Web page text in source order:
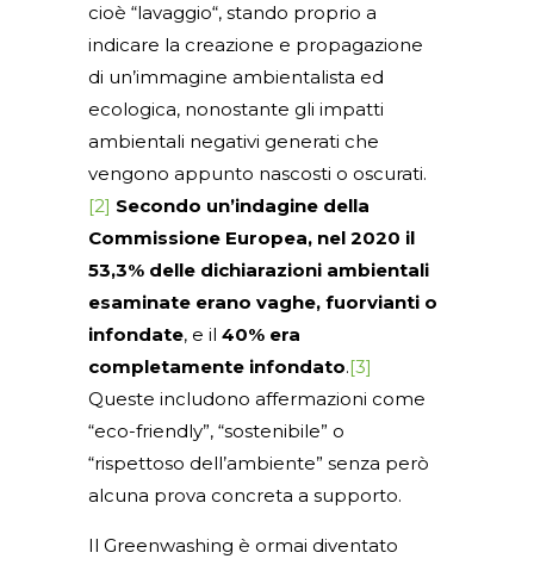
cioè “lavaggio“, stando proprio a
indicare la creazione e propagazione
di un’immagine ambientalista ed
ecologica, nonostante gli impatti
ambientali negativi generati che
vengono appunto nascosti o oscurati.
[2] Secondo un’indagine della
Commissione Europea, nel 2020 il
53,3% delle dichiarazioni ambientali
esaminate erano vaghe, fuorvianti o
infondate, e il 40% era
completamente infondato.[3]
Queste includono affermazioni come
“eco-friendly”, “sostenibile” o
“rispettoso dell’ambiente” senza però
alcuna prova concreta a supporto.
Il Greenwashing è ormai diventato